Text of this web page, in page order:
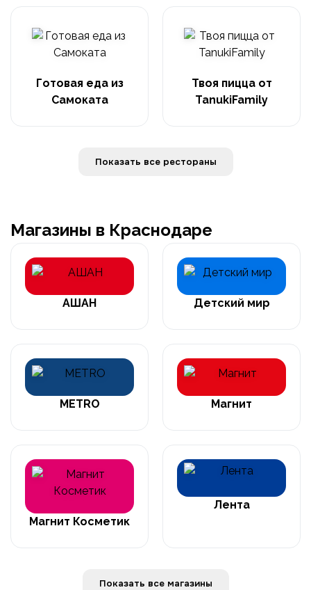
Готовая еда из
Самоката
Твоя пицца от
TanukiFamily
Показать все рестораны
Магазины в Краснодаре
АШАН Детский мир
METRO Магнит
Магнит Косметик
Лента
Показать все магазины